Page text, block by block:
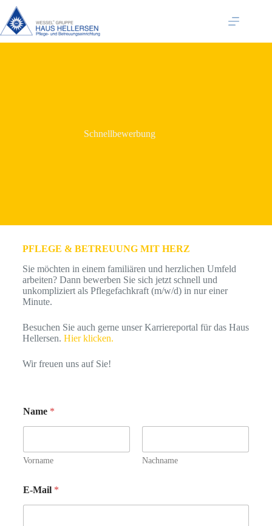
Schnellbewerbung
PFLEGE & BETREUUNG MIT HERZ
Sie möchten in einem familiären und herzlichen Umfeld
arbeiten? Dann bewerben Sie sich jetzt schnell und
unkompliziert als Pflegefachkraft (m/w/d) in nur einer
Minute.
Besuchen Sie auch gerne unser Karriereportal für das Haus
Hellersen. Hier klicken.
Wir freuen uns auf Sie!
Name *
Vorname Nachname
E-Mail *